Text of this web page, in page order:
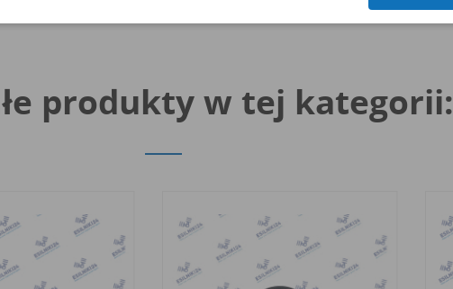
produkty w tej kategorii: